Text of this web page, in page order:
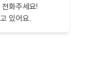
화주세요!
있어요.